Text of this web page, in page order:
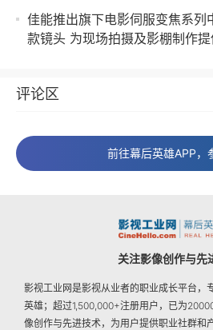
佳能推出旗下电影伺服变焦系列
款镜头 为现场拍摄及影棚制作
评论区
前往幕后英雄APP，
关注影像创作与先
影视工业网是影视从业者的职业成长平台，
英雄；超过1,500,000+注册用户，已为
像创作与先进技术，为用户提供职业社群和